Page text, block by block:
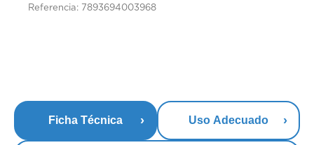
Referencia: 7893694003968
Ficha Técnica Uso Adecuado